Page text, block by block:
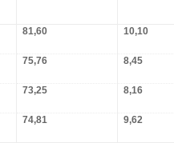
81,60 10,10
75,76 8,45
73,25 8,16
74,81 9,62